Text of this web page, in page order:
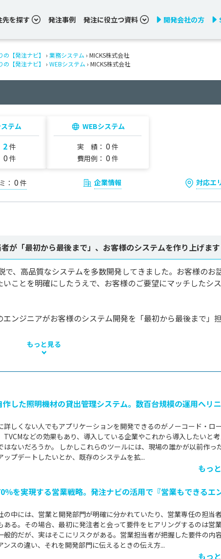
先を探す 発注事例 発注に役立つ資料 開発会社の方
【発注ナビ】 › 業務システム › MICKS株式会社
【発注ナビ】
› WEBシステム › MICKS株式会社
テム
2 件
0 件
WEBシステム
実 績： 0 件
費用例： 0 件
： 0 件 企業情報 対応エ
が「最初から最後まで」、お客様のシステムを作り上げます
、高品質なシステムを多数開発してきました。お客様のお
ことを明確にしたうえで、お客様のご要望にマッチしたシ
ンジニアがお客様のシステム開発を「最初から最後まで」
もっと見る
した照明機材の貸出管理システム。数百台規模の運用へリ
詳しくない人でもアプリケーションを開発できるのがノーコード・ロ
TVCMなどの効果もあり、導入している企業やこれから導入したいと
はないだろうか。 しかしこれらのツールには、現場の誰かが以前作っ
ップデートしたいとか、既存のシステムを拡...
もっ
％を実現する営業戦略。発注ナビの活用で『営業もできるエ
の中には、営業と開発部門が明確に分かれていたり、営業専任の担当
ある。その場合、最初に発注者と会って要件をヒアリングするのは営
般的だが、実はそこにリスクがある。営業担当者が把握した要件の内
ンスの違い、それを開発部門に伝えるときの伝え方...
もっ